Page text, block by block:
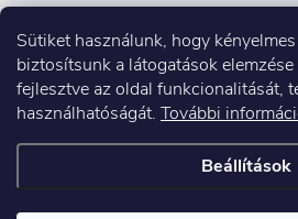
Sütiket használunk, hogy
biztosítsunk a látogatások
fejlesztve az oldal funkcionalitását,
használhatóságát. További
Beállítások
Copyright 2026Elektroshock.hu.